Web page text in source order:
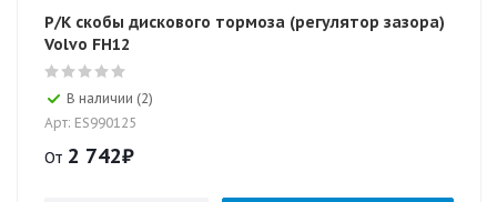
Р/К скобы дискового тормоза (регулятор зазора)
Volvo FH12
В наличии (2)
Арт: ES990125
От 2 742₽